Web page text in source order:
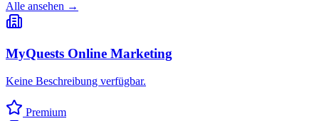
Alle ansehen →
MyQuests Online Marketing
Keine Beschreibung verfügbar.
Premium